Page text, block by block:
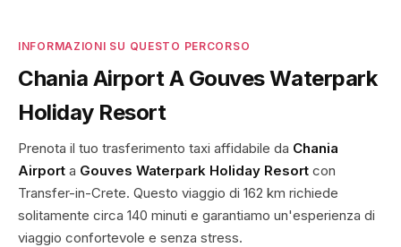
INFORMAZIONI SU QUESTO PERCORSO
Chania Airport A Gouves Waterpark
Holiday Resort
Prenota il tuo trasferimento taxi affidabile da Chania
Airport a Gouves Waterpark Holiday Resort con
Transfer-in-Crete. Questo viaggio di 162 km richiede
solitamente circa 140 minuti e garantiamo un'esperienza di
viaggio confortevole e senza stress.